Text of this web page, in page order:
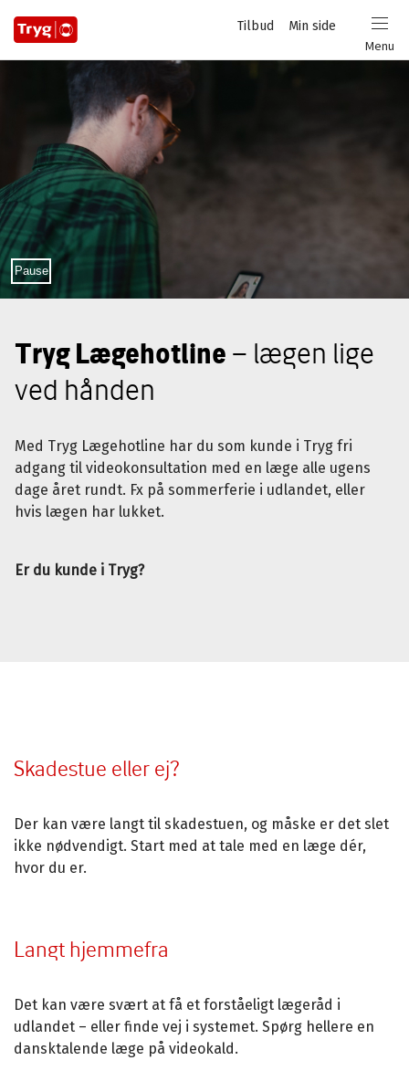
Menu
Privat
Login
Min side
Tilbud
PauseSæt video på pause
Tryg Lægehotline – lægen lige
ved hånden
Med Tryg Lægehotline har du som kunde i Tryg fri
adgang til videokonsultation med en læge alle ugens
dage året rundt. Fx på sommerferie i udlandet, eller
hvis lægen har lukket.
Er du kunde i Tryg?
Skadestue eller ej?
Der kan være langt til skadestuen, og måske er det slet
ikke nødvendigt. Start med at tale med en læge dér,
hvor du er.
Langt hjemmefra
Det kan være svært at få et forståeligt lægeråd i
udlandet – eller finde vej i systemet. Spørg hellere en
dansktalende læge på videokald.